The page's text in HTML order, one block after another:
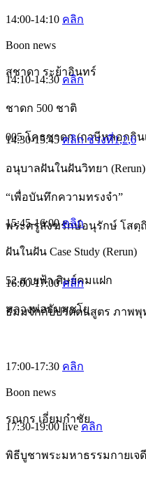
14:00-14:10 คลิก
Boon news
สุชาดา ระย้าอินทร์
14:10-14:30คลิก
ชาดก 500 ชาติ
005 โคธชาดก (ฤาษีหลอกกิน
14:30-15:45คลิก ช่วงที่1,2,6
อนุบาลฝันในฝันวิทยา (Rerun)
“เพื่อบันทึกความทรงจำ”
พระครูสังฆรักษ์อนุรักษ์ โสตฺ
15:45-16:00คลิก
ฝันในฝัน Case Study (Rerun)
52 สายฟ้า ศิษย์คมแฝก
หลวงพ่อธัมมชโย
16:00-17:00คลิก
ธัมมจักกัปปวัตตนสูตร ภาพพุ
17:00-17:30 คลิก
Boon news
รณกร เอี่ยมกำชัย
17:30-19:00live คลิก
พิธีบูชาพระมหาธรรมกายเจ